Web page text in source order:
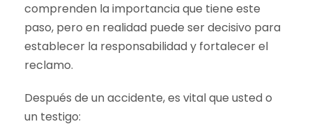
comprenden la importancia que tiene este
paso, pero en realidad puede ser decisivo para
establecer la responsabilidad y fortalecer el
reclamo.
Después de un accidente, es vital que usted o
un testigo: